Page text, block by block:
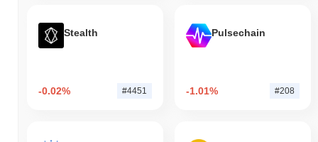
Stealth
-0.02% #4451
Pulsechain
-1.01% #208